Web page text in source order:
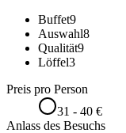
Buffet9
Auswahl8
Qualität9
Löffel3
Preis pro Person
31 - 40 €
Anlass des Besuchs